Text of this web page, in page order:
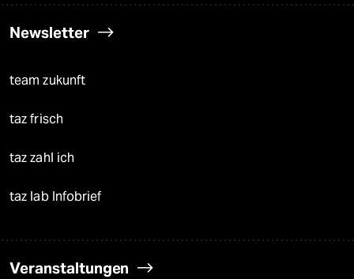
Newsletter
team zukunft
taz frisch
taz zahl ich
taz lab Infobrief
Veranstaltungen